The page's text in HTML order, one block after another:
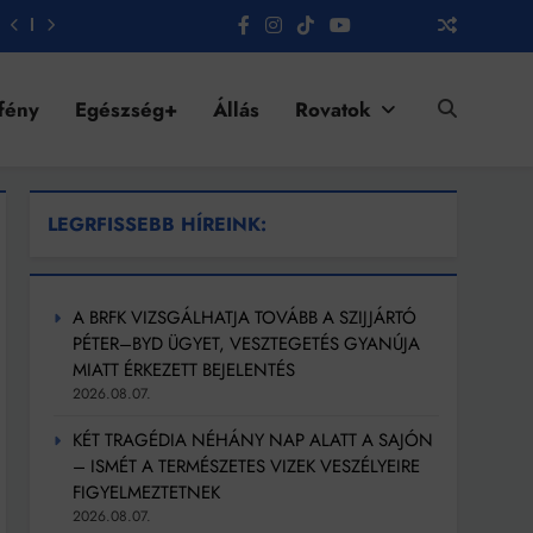
Egészség+ Állás Rovatok
LEGRFISSEBB HÍREINK:
A BRFK VIZSGÁLHATJA TOVÁBB A SZIJJÁRTÓ
PÉTER–BYD ÜGYET, VESZTEGETÉS GYANÚJA
MIATT ÉRKEZETT BEJELENTÉS
2026.08.07.
KÉT TRAGÉDIA NÉHÁNY NAP ALATT A SAJÓN
– ISMÉT A TERMÉSZETES VIZEK VESZÉLYEIRE
FIGYELMEZTETNEK
2026.08.07.